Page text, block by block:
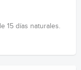
15 días naturales.